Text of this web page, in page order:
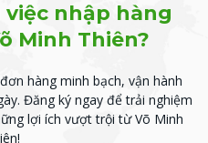
việc nhập hàng
Minh Thiên?
hàng minh bạch, vận hành
Đăng ký ngay để trải nghiệm
lợi ích vượt trội từ Võ Minh